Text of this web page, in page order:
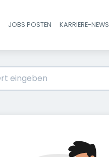
Haupt-Navigation
JOBS POSTEN KARRIERE-NEWS